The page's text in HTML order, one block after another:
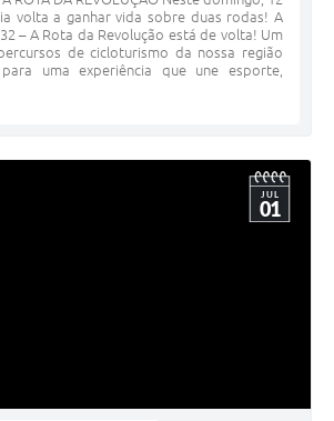
volta a ganhar vida sobre duas rodas! A
– A Rota da Revolução está de volta! Um
de cicloturismo da nossa região
uma experiência que une esporte,
JUL
01